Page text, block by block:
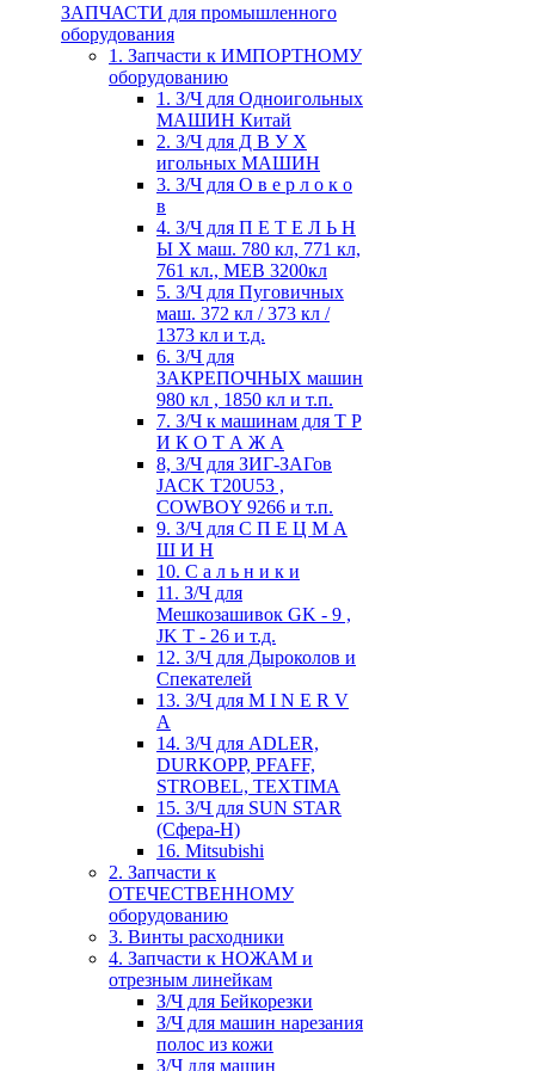
ЗАПЧАСТИ для промышленного
оборудования
1. Запчасти к ИМПОРТНОМУ
оборудованию
1. З/Ч для Одноигольных
МАШИН Китай
2. З/Ч для Д В У Х
игольных МАШИН
3. З/Ч для О в е р л о к о
в
4. З/Ч для П Е Т Е Л Ь Н
Ы Х маш. 780 кл, 771 кл,
761 кл., MEB 3200кл
5. З/Ч для Пуговичных
маш. 372 кл / 373 кл /
1373 кл и т.д.
6. З/Ч для
ЗАКРЕПОЧНЫХ машин
980 кл , 1850 кл и т.п.
7. З/Ч к машинам для Т Р
И К О Т А Ж А
8, З/Ч для ЗИГ-ЗАГов
JACK Т20U53 ,
COWBOY 9266 и т.п.
9. З/Ч для С П Е Ц М А
Ш И Н
10. С а л ь н и к и
11. З/Ч для
Мешкозашивок GK - 9 ,
JK T - 26 и т.д.
12. З/Ч для Дыроколов и
Спекателей
13. З/Ч для M I N E R V
A
14. З/Ч для ADLER,
DURKOPP, PFAFF,
STROBEL, TEXTIMA
15. З/Ч для SUN STAR
(Сфера-Н)
16. Mitsubishi
2. Запчасти к
ОТЕЧЕСТВЕННОМУ
оборудованию
3. Винты расходники
4. Запчасти к НОЖАМ и
отрезным линейкам
З/Ч для Бейкорезки
З/Ч для машин нарезания
полос из кожи
З/Ч для машин